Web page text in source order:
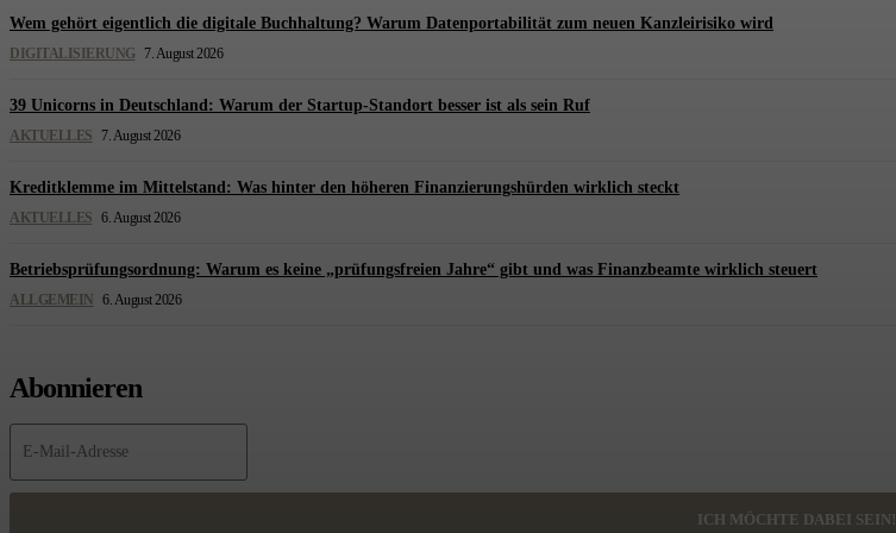
Wem gehört eigentlich die digitale Buchhaltung? Warum Datenportabilität zum neuen Kanzleirisiko wird
DIGITALISIERUNG 7. August 2026
39 Unicorns in Deutschland: Warum der Startup-Standort besser ist als sein Ruf
AKTUELLES 7. August 2026
Kreditklemme im Mittelstand: Was hinter den höheren Finanzierungshürden wirklich steckt
AKTUELLES 6. August 2026
Betriebsprüfungsordnung: Warum es keine „prüfungsfreien Jahre“ gibt und was Finanzbeamte wirklich steuert
ALLGEMEIN 6. August 2026
Abonnieren
ICH MÖCHTE DABEI SEIN!